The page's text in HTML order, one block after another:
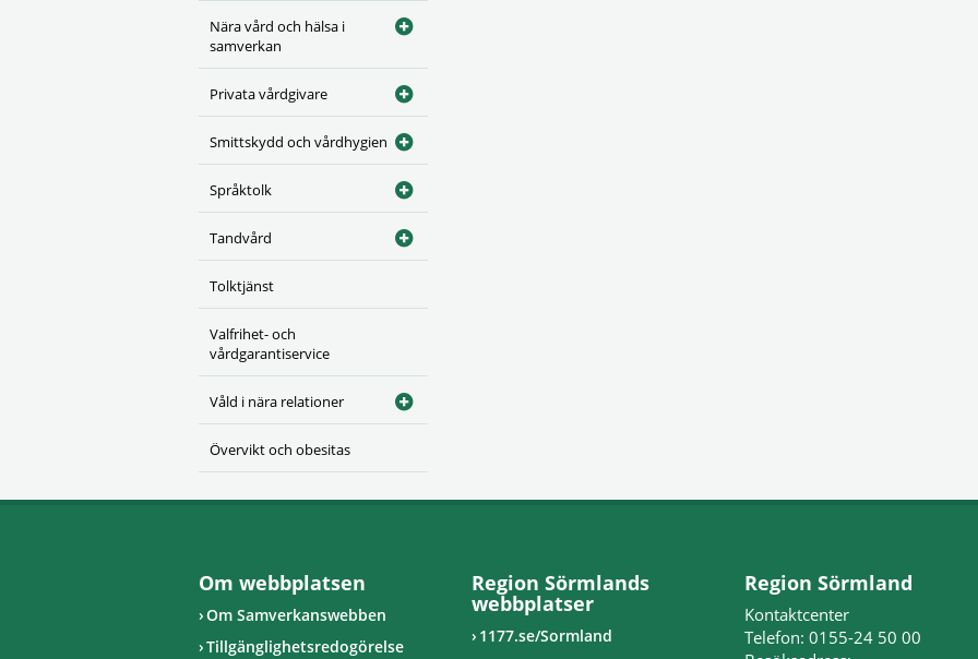
Nära vård och hälsa i
samverkan
Privata vårdgivare
Smittskydd och vårdhygien
Språktolk
Tandvård
Tolktjänst
Valfrihet- och
vårdgarantiservice
Våld i nära relationer
Övervikt och obesitas
Om webbplatsen
Om Samverkanswebben
Tillgänglighetsredogörelse
Region Sörmlands
webbplatser
1177.se/Sormland
Region Sörmland
Kontaktcenter
Telefon: 0155-24 50 00